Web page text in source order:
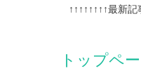
↑↑↑↑↑↑↑↑最新
トップペ